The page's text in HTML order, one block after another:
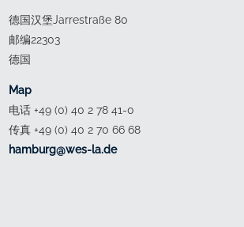
德国汉堡Jarrestraße 80
邮编22303
德国
Map
电话 +49 (0) 40 2 78 41-0
传真 +49 (0) 40 2 70 66 68
ed.al-sew@grubmah